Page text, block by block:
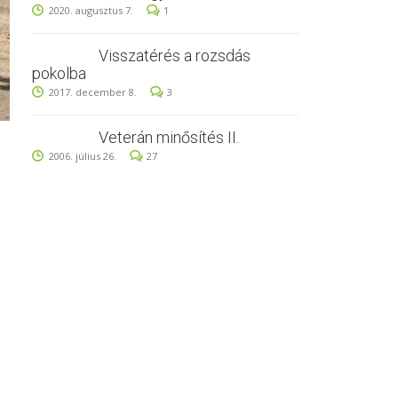
2020. augusztus 7. 1
Visszatérés a rozsdás
pokolba
2017. december 8. 3
Veterán minősítés II.
2006. július 26. 27